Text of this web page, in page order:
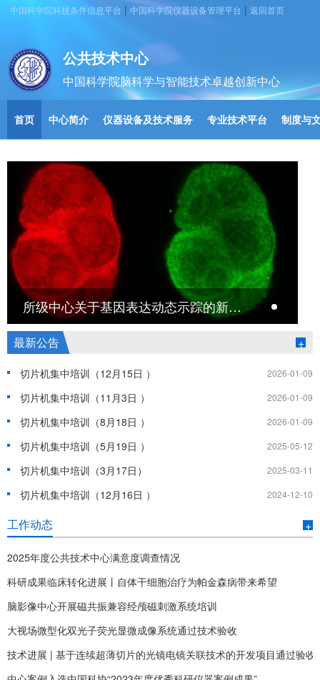
中国科学院科技条件信息平台 | 中国科学院仪器设备管理平台 | 返回首页
公共技术中心
中国科学院脑科学与智能技术卓越创新中心
首页 中心简介 仪器设备及技术服务 专业技术平台 制度与
中心成果
所级中心关于基因表达动态示踪的新技术发挥重要作用
最新公告 +
切片机集中培训（12月15日 ） 2026-01-09
切片机集中培训（11月3日 ） 2026-01-09
切片机集中培训（8月18日 ） 2026-01-09
切片机集中培训（5月19日 ） 2025-05-12
切片机集中培训（3月17日） 2025-03-11
切片机集中培训（12月16日 ） 2024-12-10
工作动态 +
2025年度公共技术中心满意度调查情况
2026-01-09
科研成果临床转化进展丨自体干细胞治疗为帕金森病带来希望
脑影像中心开展磁共振兼容经颅磁刺激系统培训
大视场微型化双光子荧光显微成像系统通过技术验收
2025-03-13
技术进展 | 基于连续超薄切片的光镜电镜关联技术的开发项目通过验收